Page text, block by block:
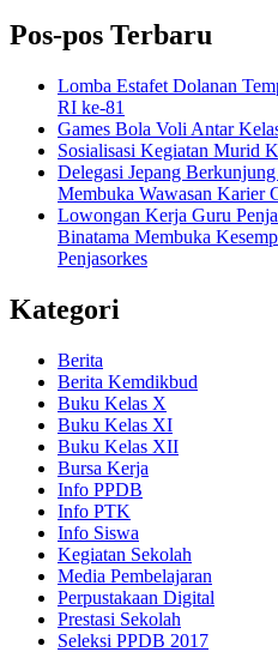
Pos-pos Terbaru
Lomba Estafet Dolanan
RI ke-81
Games Bola Voli Antar
Sosialisasi Kegiatan Murid
Delegasi Jepang
Membuka Wawasan Karier
Lowongan Kerja Guru
Binatama Membuka
Penjasorkes
Kategori
Berita
Berita Kemdikbud
Buku Kelas X
Buku Kelas XI
Buku Kelas XII
Bursa Kerja
Info PPDB
Info PTK
Info Siswa
Kegiatan Sekolah
Media Pembelajaran
Perpustakaan Digital
Prestasi Sekolah
Seleksi PPDB 2017